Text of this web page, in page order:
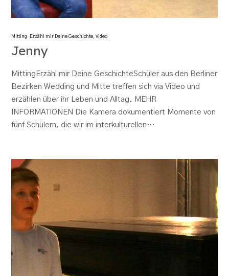
Mitting-Erzähl mir Deine Geschichte ,Video
Jenny
MittingErzähl mir Deine GeschichteSchüler aus den Berliner
Bezirken Wedding und Mitte treffen sich via Video und
erzählen über ihr Leben und Alltag. MEHR
INFORMATIONEN Die Kamera dokumentiert Momente von
fünf Schülern, die wir im interkulturellen…